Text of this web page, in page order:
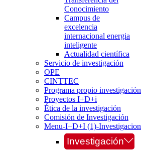
Conocimiento
Campus de
excelencia
internacional energia
inteligente
Actualidad científica
Servicio de investigación
OPE
CINTTEC
Programa propio investigación
Proyectos I+D+i
Ética de la investigación
Comisión de Investigación
Menu-I+D+I (1)-Investigacion
Investigación